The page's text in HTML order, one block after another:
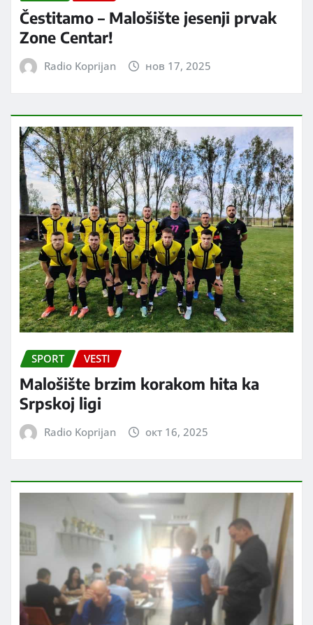
Čestitamo – Malošište jesenji prvak
Zone Centar!
Radio Koprijan нов 17, 2025
SPORT VESTI
Malošište brzim korakom hita ka
Srpskoj ligi
Radio Koprijan окт 16, 2025